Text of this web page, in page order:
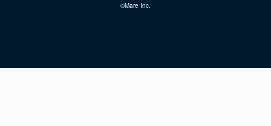
©Mare Inc.